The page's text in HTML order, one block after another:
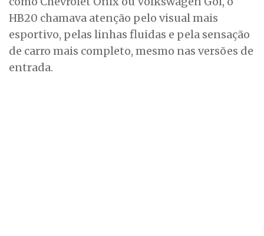
HB20 chamava atenção pelo visual mais
esportivo, pelas linhas fluidas e pela sensação
de carro mais completo, mesmo nas versões de
entrada.